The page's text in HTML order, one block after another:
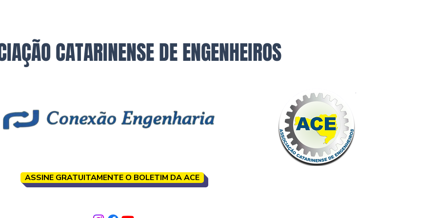
CATARINENSE DE ENGENHEIROS
ASSINE GRATUITAMENTE O BOLETIM DA ACE